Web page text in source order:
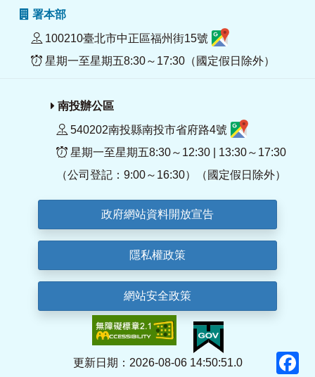
署本部
100210臺北市中正區福州街15號
星期一至星期五8:30～17:30（國定假日除外）
南投辦公區
540202南投縣南投市省府路4號
星期一至星期五8:30～12:30 | 13:30～17:30
（公司登記：9:00～16:30）（國定假日除外）
政府網站資料開放宣告
隱私權政策
網站安全政策
更新日期：2026-08-06 14:50:51.0